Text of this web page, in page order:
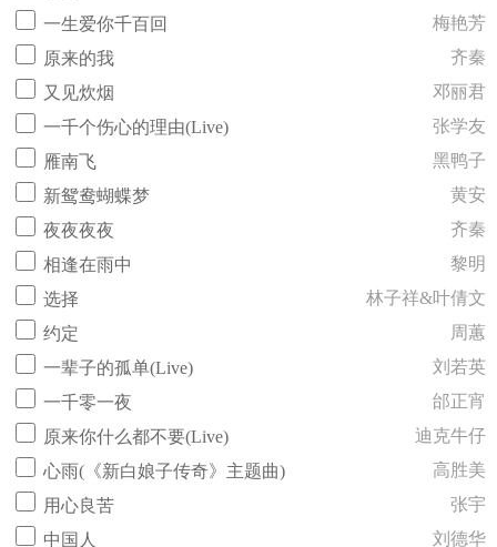
一生爱你千百回
梅艳芳
原来的我
齐秦
又见炊烟
邓丽君
一千个伤心的理由(Live)
张学友
雁南飞
黑鸭子
新鸳鸯蝴蝶梦
黄安
夜夜夜夜
齐秦
相逢在雨中
黎明
选择
林子祥&叶倩文
约定
周蕙
一辈子的孤单(Live)
刘若英
一千零一夜
邰正宵
原来你什么都不要(Live)
迪克牛仔
心雨(《新白娘子传奇》主题曲)
高胜美
用心良苦
张宇
中国人
刘德华